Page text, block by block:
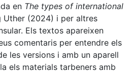
en The types of international
Uther (2024) i per altres
Els textos apareixen
comentaris per entendre els
les versions i amb un aparell
els materials tarbeners amb